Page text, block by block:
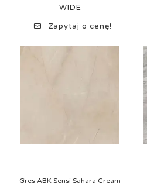
WIDE
Zapytaj o cenę!
Gres ABK Sensi Sahara Cream